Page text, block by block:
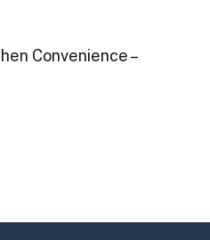
Convenience –